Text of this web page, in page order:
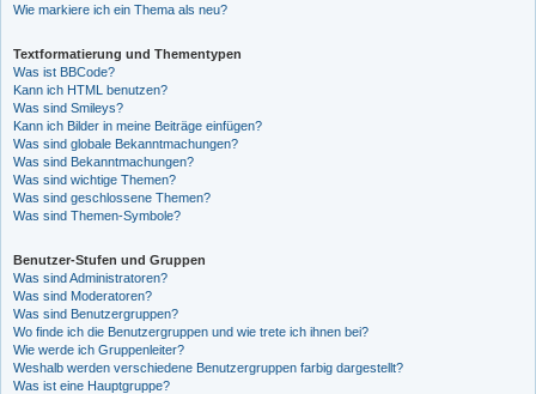
Wie markiere ich ein Thema als neu?
Textformatierung und Thementypen
Was ist BBCode?
Kann ich HTML benutzen?
Was sind Smileys?
Kann ich Bilder in meine Beiträge einfügen?
Was sind globale Bekanntmachungen?
Was sind Bekanntmachungen?
Was sind wichtige Themen?
Was sind geschlossene Themen?
Was sind Themen-Symbole?
Benutzer-Stufen und Gruppen
Was sind Administratoren?
Was sind Moderatoren?
Was sind Benutzergruppen?
Wo finde ich die Benutzergruppen und wie trete ich ihnen bei?
Wie werde ich Gruppenleiter?
Weshalb werden verschiedene Benutzergruppen farbig dargestellt?
Was ist eine Hauptgruppe?